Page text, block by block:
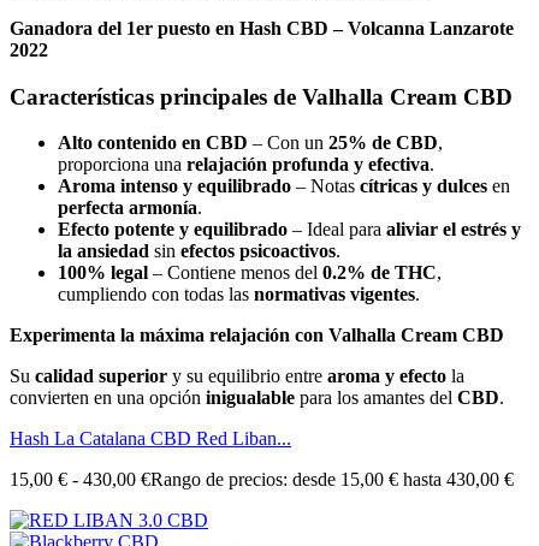
Ganadora del 1er puesto en Hash CBD – Volcanna Lanzarote
2022
Características principales de Valhalla Cream CBD
Alto contenido en CBD – Con un 25% de CBD,
proporciona una relajación profunda y efectiva.
Aroma intenso y equilibrado – Notas cítricas y dulces en
perfecta armonía.
Efecto potente y equilibrado – Ideal para aliviar el estrés y
la ansiedad sin efectos psicoactivos.
100% legal – Contiene menos del 0.2% de THC,
cumpliendo con todas las normativas vigentes.
Experimenta la máxima relajación con Valhalla Cream CBD
Su calidad superior y su equilibrio entre aroma y efecto la
convierten en una opción inigualable para los amantes del CBD.
Hash La Catalana CBD Red Liban...
15,00 € - 430,00 €Rango de precios: desde 15,00 € hasta 430,00 €